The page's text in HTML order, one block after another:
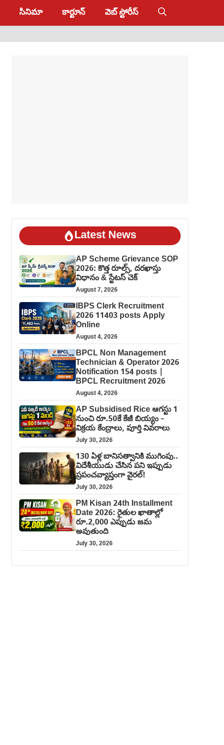
సినిమా కార్టూన్ వెబ్ స్టోరీస్
Latest News
AP Scheme Grievance SOP
2026: కొత్త రూల్స్, దరఖాస్తు
విధానం & స్టేటస్ చెక్
August 7, 2026
IBPS Clerk Recruitment
2026 11403 posts Apply
Online
August 4, 2026
BPCL Non Management
Technician & Operator 2026
Notification 154 posts |
BPCL Recruitment 2026
August 4, 2026
AP Subsidised Rice ఆగస్టు 1
నుంచి రూ.50కే కేజీ బియ్యం –
విక్రయ కేంద్రాలు, పూర్తి వివరాలు
July 30, 2026
130 ఏళ్ల బానిసత్వానికి ముగింపు..
విదేశీయుడు చేసిన పని ఇప్పుడు
ప్రపంచవ్యాప్తంగా వైరల్!
July 30, 2026
PM Kisan 24th Installment
Date 2026: రైతుల ఖాతాల్లో
రూ.2,000 ఎప్పుడు జమ
అవుతుంది
July 30, 2026